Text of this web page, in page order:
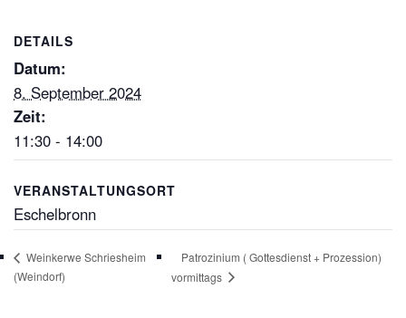
DETAILS
Datum:
8. September 2024
Zeit:
11:30 - 14:00
VERANSTALTUNGSORT
Eschelbronn
Weinkerwe Schriesheim
(Weindorf)
Patrozinium ( Gottesdienst + Prozession)
vormittags